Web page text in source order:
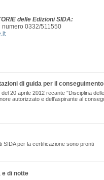
delle Edizioni SIDA:
numero 0332/511550
di guida per il
20 aprile 2012 recante "Disciplina
autorizzato e dell'aspirante al
SIDA per la certificazione sono pronti
e di notte